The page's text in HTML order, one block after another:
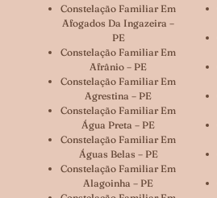
Constelação Familiar Em
Afogados Da Ingazeira –
PE
Constelação Familiar Em
Afrânio – PE
Constelação Familiar Em
Agrestina – PE
Constelação Familiar Em
Água Preta – PE
Constelação Familiar Em
Águas Belas – PE
Constelação Familiar Em
Alagoinha – PE